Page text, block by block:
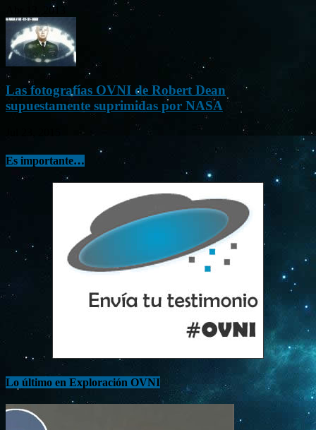
Abr 13, 2013
Las fotografías OVNI de Robert Dean
supuestamente suprimidas por NASA
Es importante…
Lo último en Exploración OVNI